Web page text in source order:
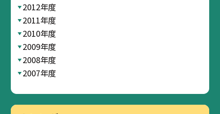
2012年度
2011年度
2010年度
2009年度
2008年度
2007年度